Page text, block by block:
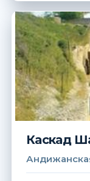
Каскад